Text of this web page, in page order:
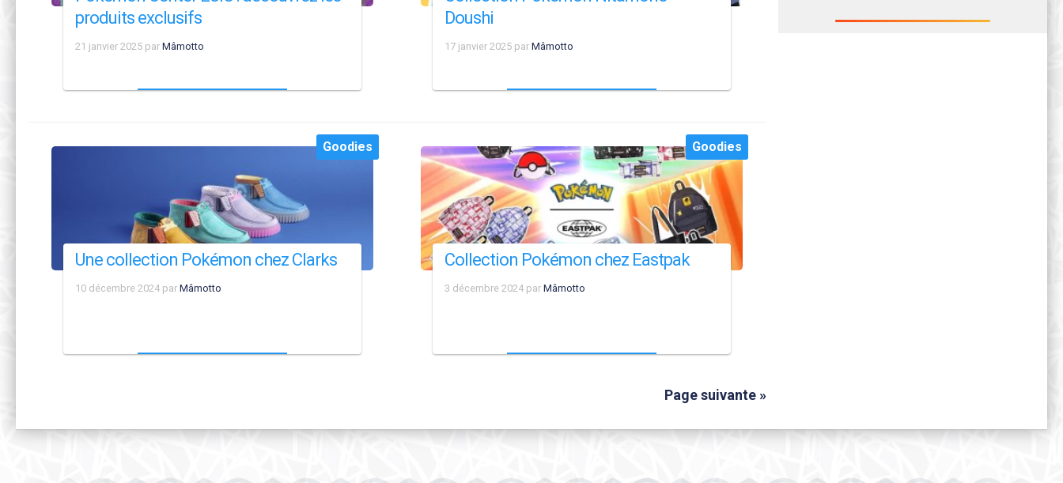
produits exclusifs
21 janvier 2025 par Mâmotto
Doushi
17 janvier 2025 par Mâmotto
Goodies
Une collection Pokémon chez Clarks
10 décembre 2024 par Mâmotto
Goodies
Collection Pokémon chez Eastpak
3 décembre 2024 par Mâmotto
Page suivante »